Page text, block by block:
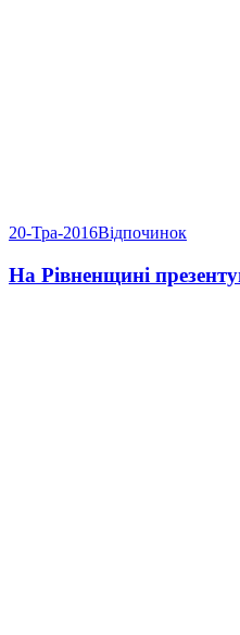
20-Тра-2016Відпочинок
На Рівненщині